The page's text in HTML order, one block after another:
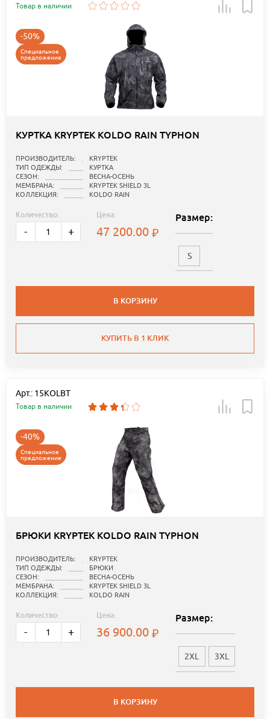
Товар в наличии
-50%
Специальное
предложение
КУРТКА KRYPTEK KOLDO RAIN TYPHON
ПРОИЗВОДИТЕЛЬ:
KRYPTEK
ТИП ОДЕЖДЫ:
КУРТКА
СЕЗОН:
ВЕСНА-ОСЕНЬ
МЕМБРАНА:
KRYPTEK SHIELD 3L
КОЛЛЕКЦИЯ:
KOLDO RAIN
Количество:
- +
Цена:
47 200.00
Размер:
S
В КОРЗИНУ
КУПИТЬ В 1 КЛИК
Арт.: 15KOLBT
Товар в наличии
-40%
Специальное
предложение
БРЮКИ KRYPTEK KOLDO RAIN TYPHON
ПРОИЗВОДИТЕЛЬ:
KRYPTEK
ТИП ОДЕЖДЫ:
БРЮКИ
СЕЗОН:
ВЕСНА-ОСЕНЬ
МЕМБРАНА:
KRYPTEK SHIELD 3L
КОЛЛЕКЦИЯ:
KOLDO RAIN
Количество:
- +
Цена:
36 900.00
Размер:
2XL 3XL
В КОРЗИНУ